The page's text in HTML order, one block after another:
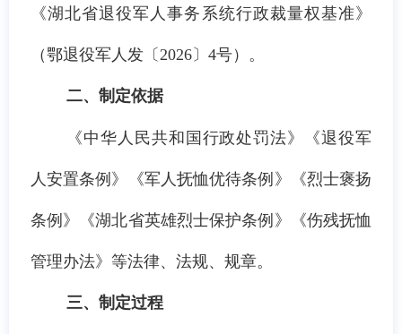
《湖北省退役军人事务系统行政裁量权基准》
（鄂退役军人发〔2026〕4号）。
二、 制定依据
《中华人民共和国行政处罚法》 《退役军
人安置条例》 《军人抚恤优待条例》《烈士褒扬
条例》《湖北省英雄烈士保护条例》 《伤残抚恤
管理办法》 等法律、法规、规章。
三、制定过程